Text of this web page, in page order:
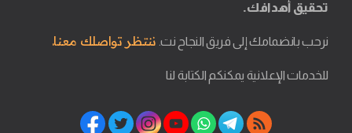
تحقيق أهدافك.
نرحب بانضمامك إلى فريق النجاح نت. ننتظر تواصلك معنا.
للخدمات الإعلانية يمكنكم الكتابة لنا